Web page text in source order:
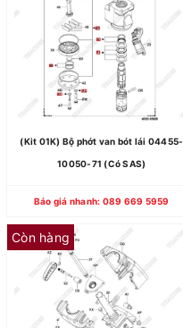
(Kit 01K) Bộ phớt van bót lái 04455-
10050-71 (Có SAS)
Báo giá nhanh: 089 669 5959
Còn hàng